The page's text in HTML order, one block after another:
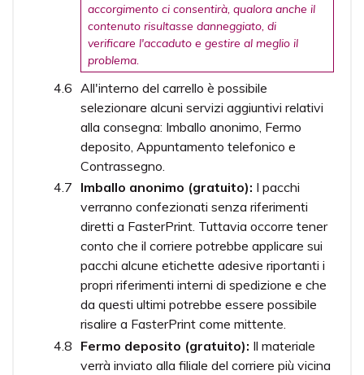
accorgimento ci consentirà, qualora anche il
contenuto risultasse danneggiato, di
verificare l'accaduto e gestire al meglio il
problema.
All'interno del carrello è possibile
selezionare alcuni servizi aggiuntivi relativi
alla consegna: Imballo anonimo, Fermo
deposito, Appuntamento telefonico e
Contrassegno.
Imballo anonimo (gratuito): I pacchi
verranno confezionati senza riferimenti
diretti a FasterPrint. Tuttavia occorre tener
conto che il corriere potrebbe applicare sui
pacchi alcune etichette adesive riportanti i
propri riferimenti interni di spedizione e che
da questi ultimi potrebbe essere possibile
risalire a FasterPrint come mittente.
Fermo deposito (gratuito): Il materiale
verrà inviato alla filiale del corriere più vicina